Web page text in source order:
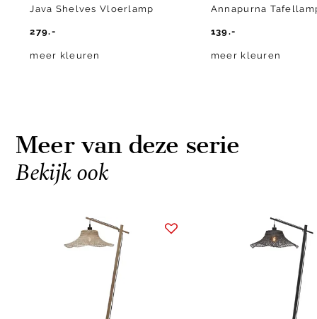
Java Shelves Vloerlamp
279.-
meer kleuren
Annapurna
139.-
meer kleuren
Meer van deze serie
Bekijk ook